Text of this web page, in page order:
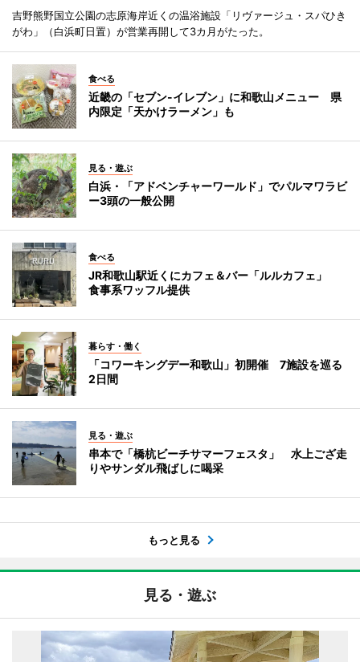
吉野熊野国立公園の志原海岸近くの温浴施設「リヴァージュ・スパひき
がわ」（白浜町日置）が営業再開して3カ月がたった。
食べる
近畿の「セブン-イレブン」に和歌山メニュー 県
内限定「天かけラーメン」も
見る・遊ぶ
白浜・「アドベンチャーワールド」でパルマワラビ
ー3頭の一般公開
食べる
JR和歌山駅近くにカフェ＆バー「ルルカフェ」
食事系ワッフル提供
暮らす・働く
「コワーキングデー和歌山」初開催 7施設を巡る
2日間
見る・遊ぶ
串本で「橋杭ビーチサマーフェスタ」 水上ござ走
りやサンダル飛ばしに喝采
もっと見る
見る・遊ぶ